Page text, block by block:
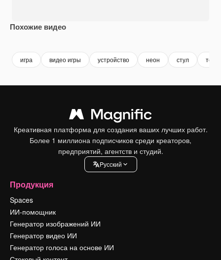
Похожие видео
игра видео игры устройство неон стул
Креативная платформа для создания ваших лучших работ.
Более 1 миллиона подписчиков среди креаторов,
предприятий, агентств и студий.
Pусский
Продукция
Spaces
ИИ-помощник
Генератор изображений ИИ
Генератор видео ИИ
Генератор голоса на основе ИИ